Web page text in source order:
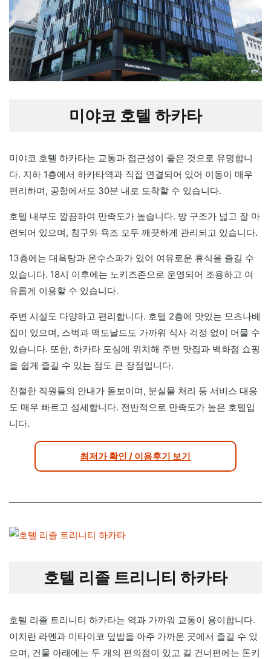
미야코 호텔 하카타
미야코 호텔 하카타는 교통과 접근성이 좋은 것으로 유명합니
다. 지하 1층에서 하카타역과 직접 연결되어 있어 이동이 매우
편리하며, 공항에서도 30분 내로 도착할 수 있습니다.
호텔 내부도 깔끔하여 만족도가 높습니다. 방 구조가 넓고 잘 마
련되어 있으며, 침구와 욕조 모두 깨끗하게 관리되고 있습니다.
13층에는 대욕탕과 온수스파가 있어 여유로운 휴식을 즐길 수
있습니다. 18시 이후에는 노키즈존으로 운영되어 조용하고 여
유롭게 이용할 수 있습니다.
주변 시설도 다양하고 편리합니다. 호텔 2층에 맛있는 모츠나베
집이 있으며, 스벅과 맥도날드도 가까워 식사 걱정 없이 머물 수
있습니다. 또한, 하카타 도심에 위치해 주변 맛집과 백화점 쇼핑
을 쉽게 즐길 수 있는 점도 큰 장점입니다.
친절한 직원들의 안내가 돋보이며, 분실물 처리 등 서비스 대응
도 매우 빠르고 섬세합니다. 전반적으로 만족도가 높은 호텔입
니다.
최저가 확인 / 이용후기 보기
호텔 리졸 트리니티 하카타
호텔 리졸 트리니티 하카타는 역과 가까워 교통이 용이합니다.
이치란 라멘과 미타이코 덮밥을 아주 가까운 곳에서 즐길 수 있
으며, 건물 아래에는 두 개의 편의점이 있고 길 건너편에는 돈키